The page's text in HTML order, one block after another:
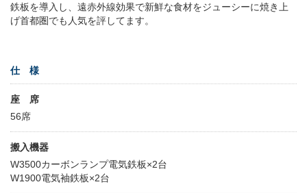
鉄板を導入し、遠赤外線効果で新鮮な食材をジューシーに焼き上
げ首都圏でも人気を評してます。
仕 様
座 席
56席
搬入機器
W3500カーボンランプ電気鉄板×2台
W1900電気袖鉄板×2台